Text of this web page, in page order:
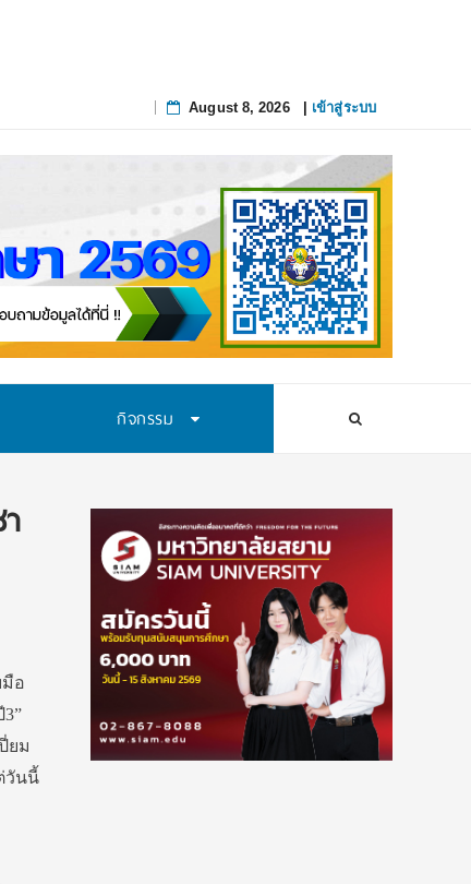
August 8, 2026| เข้าสู่ระบบ
กิจกรรม
อ
ยม
วันนี้